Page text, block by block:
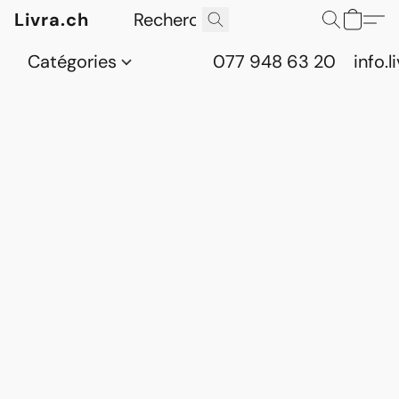
Livra.ch
Catégories
077 948 63 20